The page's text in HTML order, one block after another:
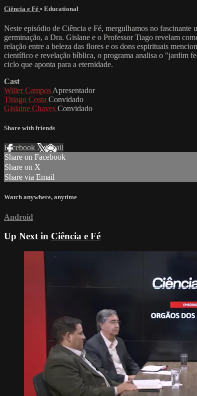
Ciência e Fé • Educational
Neste episódio de Ciência e Fé, mergulhamos no fascinante
germinação, a Dra. Gislane e o Professor Tiago revelam
relação entre a beleza das flores e os dons espirituais
científico e revelação bíblica, o programa analisa o "jardim
ciclo que aponta para a eternidade.
Cast
Willer Campos Apresentador
Thiago Costa Convidado
Gislaine Chaves Convidado
Share with friends
Facebook XEmail
Share on Facebook
Share on X
Share via Email
Watch anywhere, anytime
Android
Up Next in Ciência e Fé